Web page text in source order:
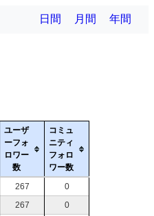
日間 月間 年間
ユーザ
ーフォ
ロワー
数
コミュ
ニティ
フォロ
ワー数
267
0
267
0